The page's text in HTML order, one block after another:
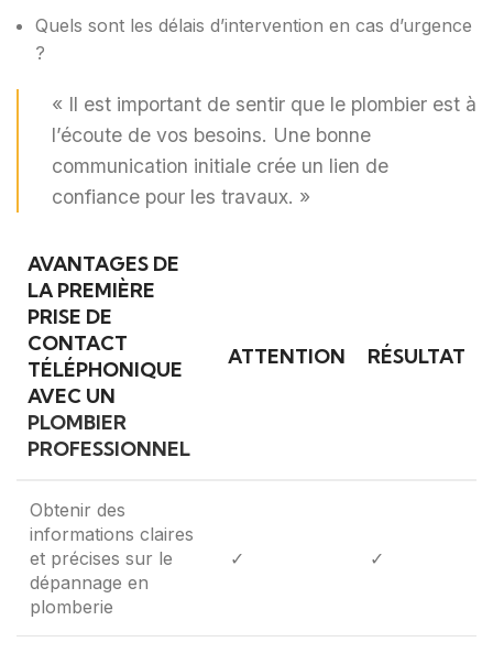
Quels sont les délais d’intervention en cas d’urgence
?
« Il est important de sentir que le plombier est à
l’écoute de vos besoins. Une bonne
communication initiale crée un lien de
confiance pour les travaux. »
AVANTAGES DE
LA PREMIÈRE
PRISE DE
CONTACT
TÉLÉPHONIQUE
AVEC UN
PLOMBIER
PROFESSIONNEL
ATTENTION RÉSULTAT
Obtenir des
informations claires
et précises sur le
dépannage en
plomberie
✓ ✓